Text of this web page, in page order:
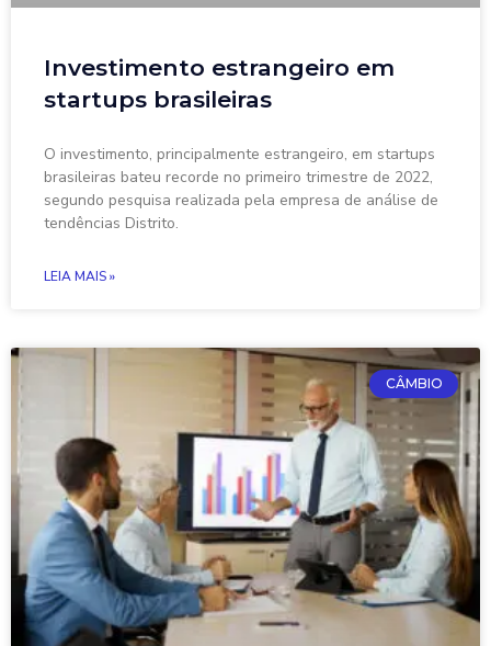
Investimento estrangeiro em
startups brasileiras
O investimento, principalmente estrangeiro, em startups
brasileiras bateu recorde no primeiro trimestre de 2022,
segundo pesquisa realizada pela empresa de análise de
tendências Distrito.
LEIA MAIS »
CÂMBIO